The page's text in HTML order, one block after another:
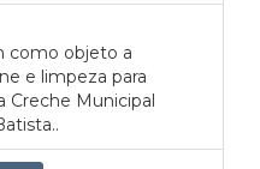
como objeto a
e limpeza para
Creche Municipal